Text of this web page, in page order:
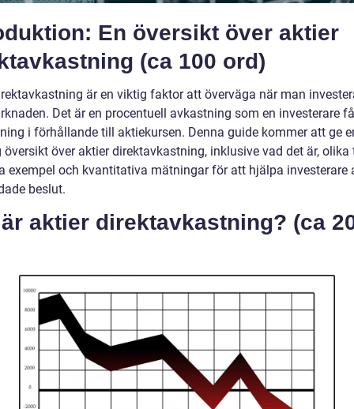
En översikt över aktier
(ca 100 ord)
är en viktig faktor att överväga när man
Det är en procentuell avkastning som en investerare
i förhållande till aktiekursen. Denna guide kommer att ge
översikt över aktier direktavkastning, inklusive vad det är, olika
exempel och kvantitativa mätningar för att hjälpa investerare
beslut.
aktier direktavkastning? (ca